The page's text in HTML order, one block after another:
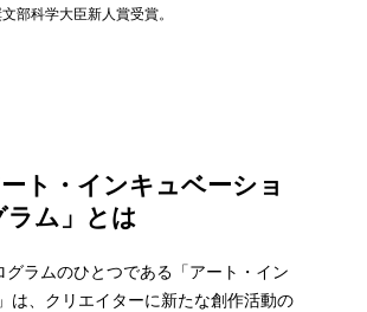
部科学大臣新人賞受賞。
ト・インキュベーショ
ラム」とは
グラムのひとつである「アート・イン
は、クリエイターに新たな創作活動の